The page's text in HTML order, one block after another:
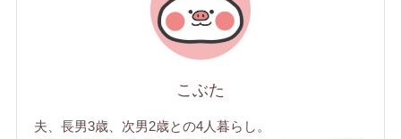
こぶた
夫、長男3歳、次男2歳との4人暮らし。